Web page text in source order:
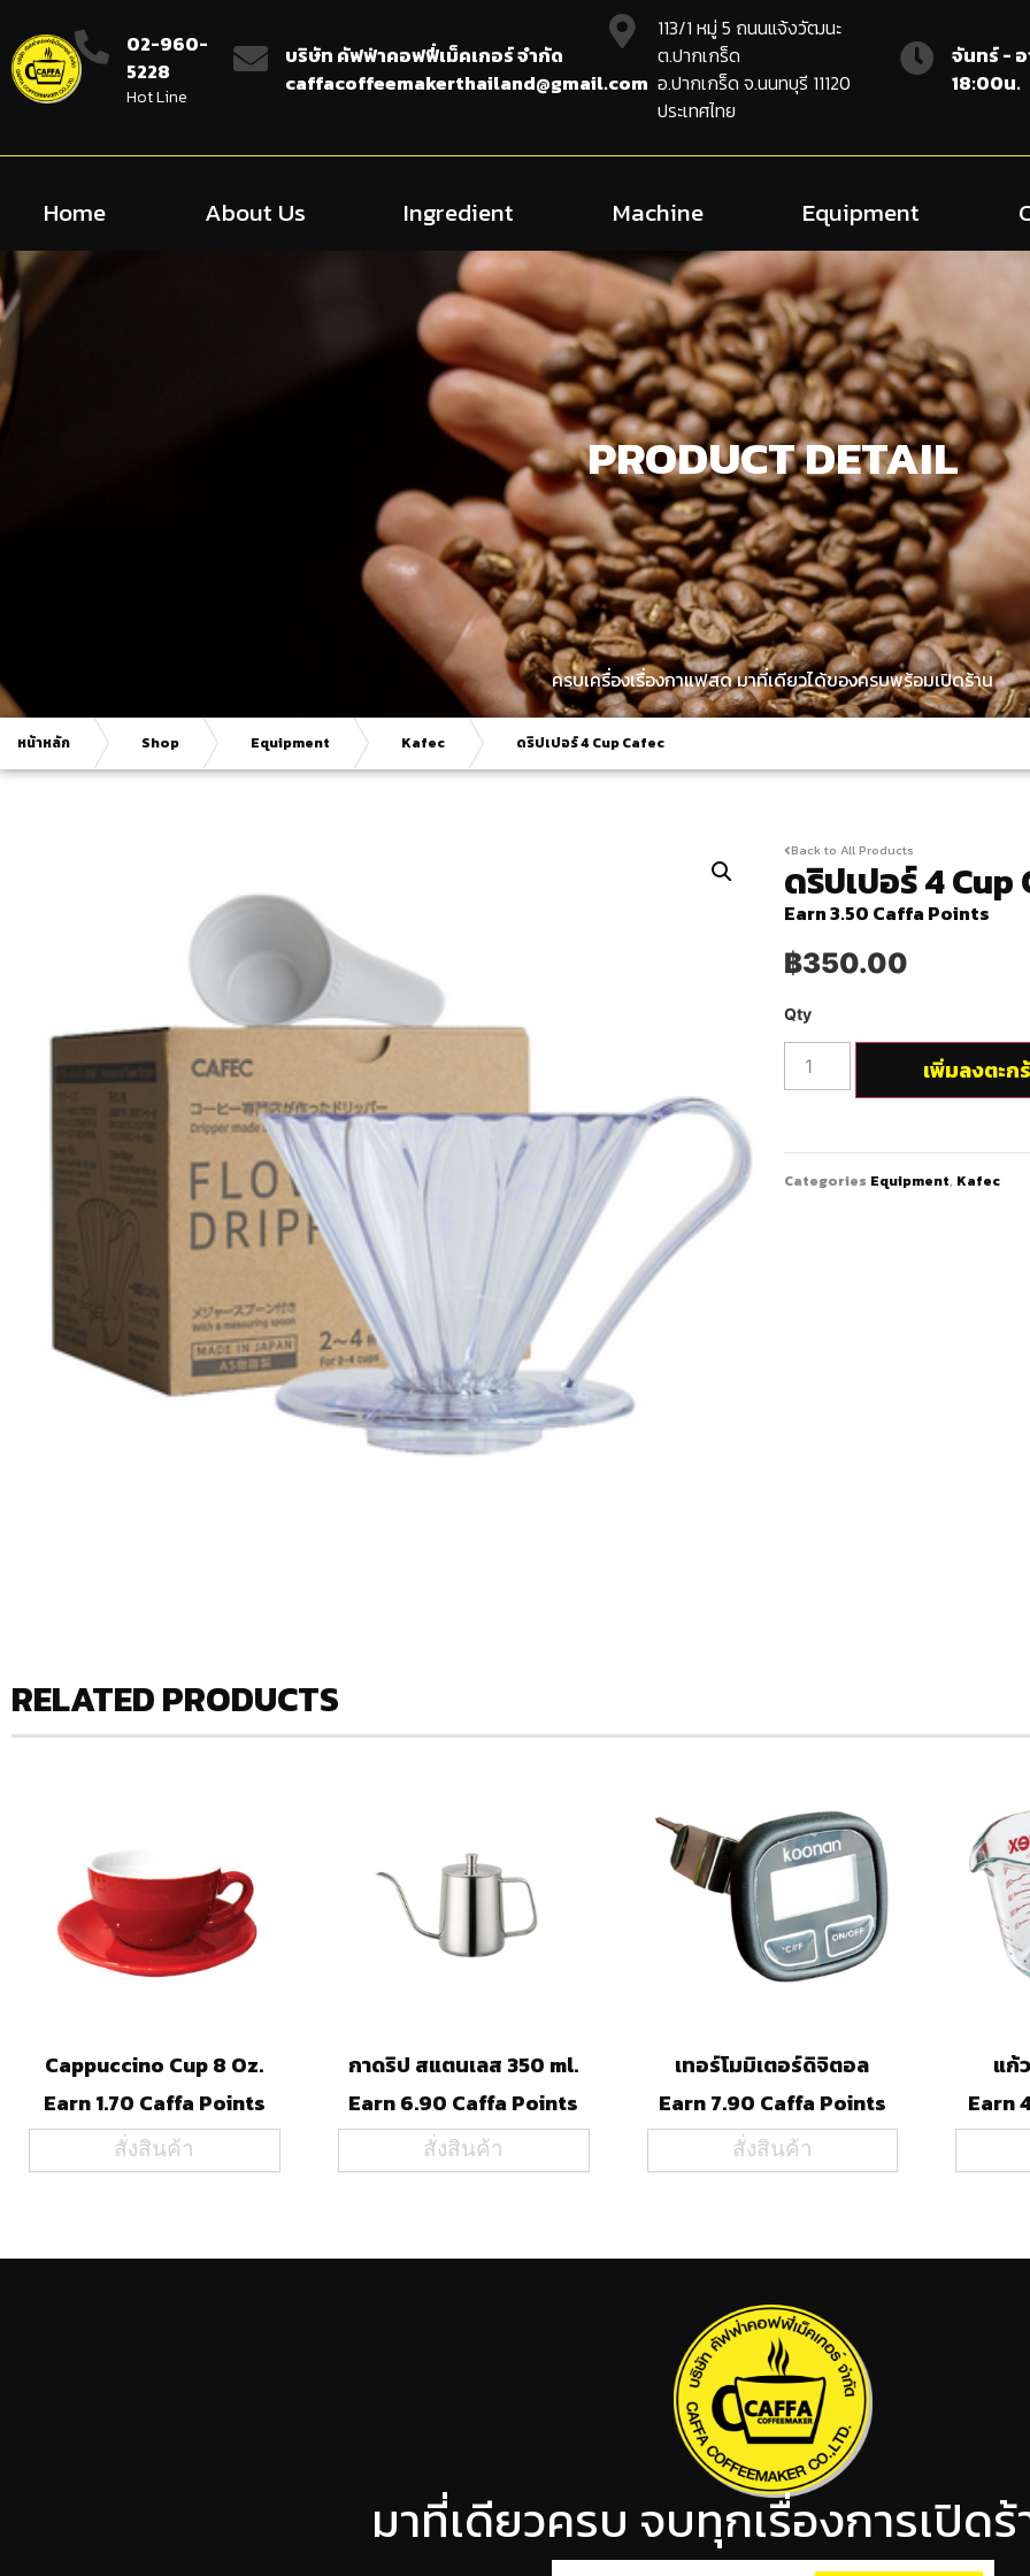
02-960-
5228
Hot Line
บริษัท คัฟฟ่าคอฟฟี่เม็คเกอร์ จำกัด
caffacoffeemakerthailand@gmail.com
113/1 หมู่ 5 ถนนแจ้งวัฒนะ
ต.ปากเกร็ด
อ.ปากเกร็ด จ.นนทบุรี 11120
ประเทศไทย
จันทร์ -
18:00น.
Home About Us Ingredient Machine Equipment
PRODUCT DETAIL
ครบเครื่องเรื่องกาแฟสด มาที่เดียวได้ของครบพร้อมเปิดร้าน
หน้าหลัก Shop Equipment Kafec ดริปเปอร์ 4 Cup Cafec
Back to All Products
ดริปเปอร์ 4 Cup
Earn 3.50 Caffa Points
฿350.00
เพิ่มลงตะก
Categories Equipment, Kafec
RELATED PRODUCTS
Cappuccino Cup 8 Oz.
Earn 1.70 Caffa Points
สั่งสินค้า
กาดริป สแตนเลส 350 ml.
Earn 6.90 Caffa Points
สั่งสินค้า
เทอร์โมมิเตอร์ดิจิตอล
Earn 7.90 Caffa Points
สั่งสินค้า
แก้
Earn
มาที่เดียวครบ จบทุกเรื่องการเปิด